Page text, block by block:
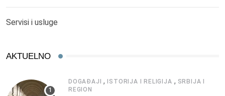
Servisi i usluge
AKTUELNO
DOGAĐAJI , ISTORIJA I RELIGIJA , SRBIJA I
REGION